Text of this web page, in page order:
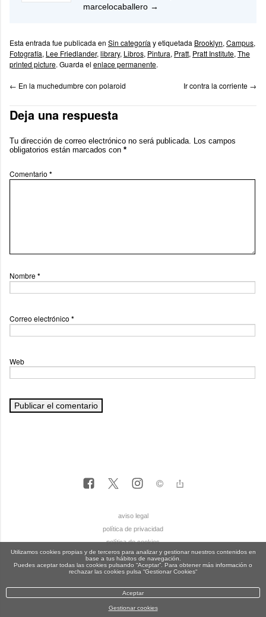
marcelocaballero →
Esta entrada fue publicada en Sin categoría y etiquetada Brooklyn, Campus,
Fotografía, Lee Friedlander, library, Libros, Pintura, Pratt, Pratt Institute, The
printed picture. Guarda el enlace permanente.
← En la muchedumbre con polaroid Ir contra la corriente →
Deja una respuesta
Tu dirección de correo electrónico no será publicada. Los campos
obligatorios están marcados con *
Comentario *
Nombre*
Correo electrónico *
Web
aviso legal
política de privacidad
política de cookies
Utilizamos cookies propias y de terceros para analizar y gestionar nuestros contenidos en
base a tus hábitos de navegación.
Puedes aceptar todas las cookies pulsando “Aceptar”. Para obtener más información o
rechazar las cookies pulsa “Gestionar Cookies“
Aceptar
Gestionar cookies